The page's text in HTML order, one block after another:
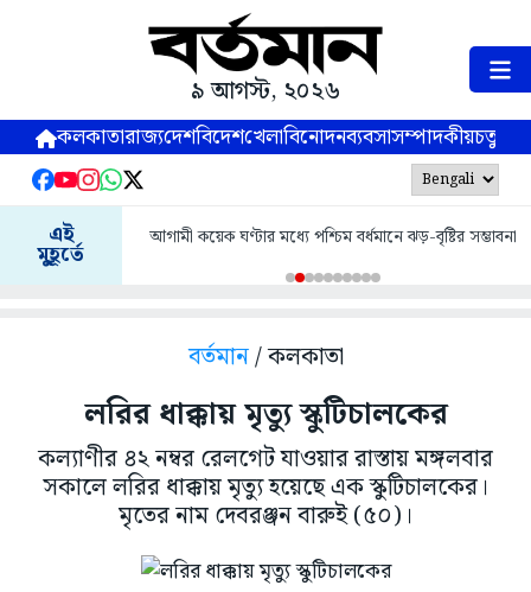
৯ আগস্ট, ২০২৬
কলকাতারাজ্যদেশবিদেশখেলাবিনোদনব্যবসাসম্পাদকীয়
এই
মুহূর্তে
আগামী কয়েক ঘণ্টার মধ্যে পশ্চিম বর্ধমানে ঝড়-বৃষ্টির সম্ভাবনা
বর্তমান/ কলকাতা
লরির ধাক্কায় মৃত্যু স্কুটিচালকের
কল্যাণীর ৪২ নম্বর রেলগেট যাওয়ার রাস্তায় মঙ্গলবার
সকালে লরির ধাক্কায় মৃত্যু হয়েছে এক স্কুটিচালকের।
মৃতের নাম দেবরঞ্জন বারুই (৫০)।